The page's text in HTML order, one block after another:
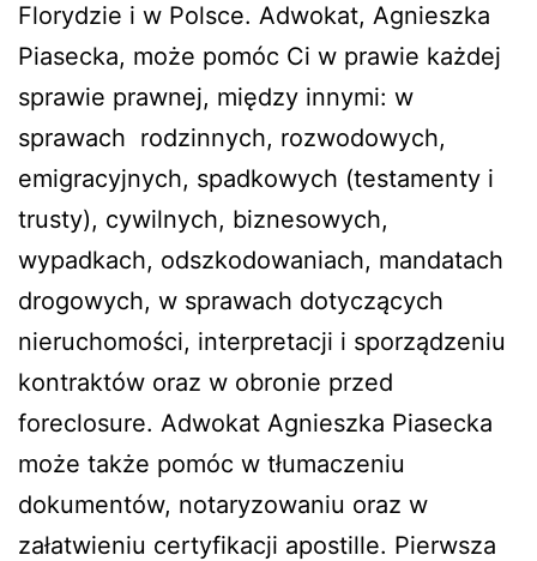
Florydzie i w Polsce. Adwokat, Agnieszka
Piasecka, może pomóc Ci w prawie każdej
sprawie prawnej, między innymi: w
sprawach rodzinnych, rozwodowych,
emigracyjnych, spadkowych (testamenty i
trusty), cywilnych, biznesowych,
wypadkach, odszkodowaniach, mandatach
drogowych, w sprawach dotyczących
nieruchomości, interpretacji i sporządzeniu
kontraktów oraz w obronie przed
foreclosure. Adwokat Agnieszka Piasecka
może także pomóc w tłumaczeniu
dokumentów, notaryzowaniu oraz w
załatwieniu certyfikacji apostille. Pierwsza